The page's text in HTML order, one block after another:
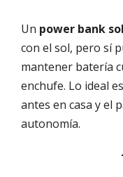
Un power bank
con el sol, pero sí
mantener batería
enchufe. Lo ideal
antes en casa y el
autonomía.